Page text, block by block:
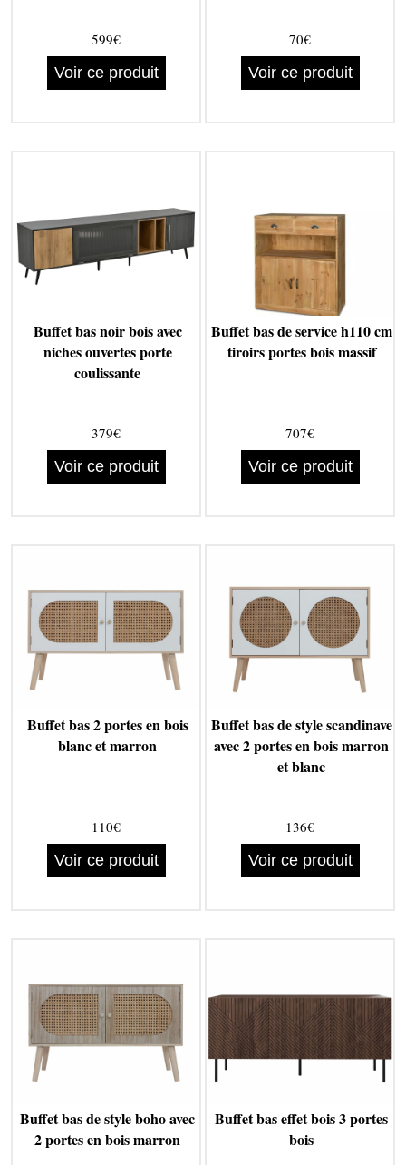
599€
Voir ce produit
70€
Voir ce produit
Buffet bas noir bois avec
niches ouvertes porte
coulissante
379€
Voir ce produit
Buffet bas de service h110 cm
tiroirs portes bois massif
707€
Voir ce produit
Buffet bas 2 portes en bois
blanc et marron
110€
Voir ce produit
Buffet bas de style scandinave
avec 2 portes en bois marron
et blanc
136€
Voir ce produit
Buffet bas de style boho avec
2 portes en bois marron
Buffet bas effet bois 3 portes
bois